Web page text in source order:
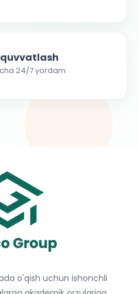
24/7 yordam
o'qish uchun ishonchli